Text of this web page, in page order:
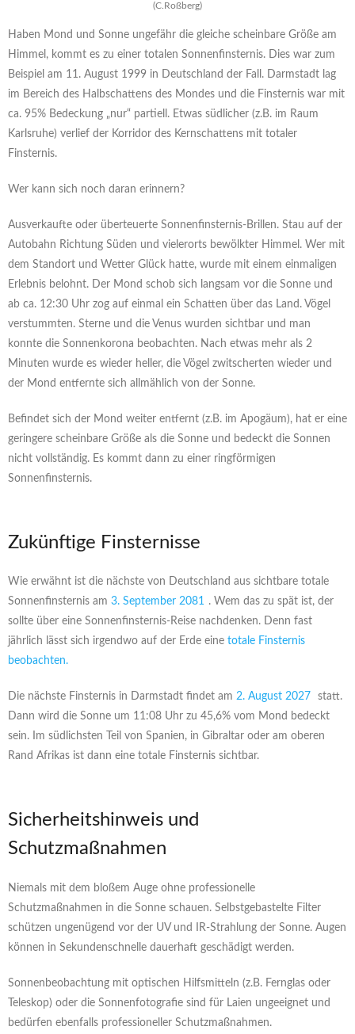
(C.Roßberg)
Haben Mond und Sonne ungefähr die gleiche scheinbare Größe am
Himmel, kommt es zu einer totalen Sonnenfinsternis. Dies war zum
Beispiel am 11. August 1999 in Deutschland der Fall. Darmstadt lag
im Bereich des Halbschattens des Mondes und die Finsternis war mit
ca. 95% Bedeckung „nur“ partiell. Etwas südlicher (z.B. im Raum
Karlsruhe) verlief der Korridor des Kernschattens mit totaler
Finsternis.
Wer kann sich noch daran erinnern?
Ausverkaufte oder überteuerte Sonnenfinsternis-Brillen. Stau auf der
Autobahn Richtung Süden und vielerorts bewölkter Himmel. Wer mit
dem Standort und Wetter Glück hatte, wurde mit einem einmaligen
Erlebnis belohnt. Der Mond schob sich langsam vor die Sonne und
ab ca. 12:30 Uhr zog auf einmal ein Schatten über das Land. Vögel
verstummten. Sterne und die Venus wurden sichtbar und man
konnte die Sonnenkorona beobachten. Nach etwas mehr als 2
Minuten wurde es wieder heller, die Vögel zwitscherten wieder und
der Mond entfernte sich allmählich von der Sonne.
Befindet sich der Mond weiter entfernt (z.B. im Apogäum), hat er eine
geringere scheinbare Größe als die Sonne und bedeckt die Sonnen
nicht vollständig. Es kommt dann zu einer ringförmigen
Sonnenfinsternis.
Zukünftige Finsternisse
Wie erwähnt ist die nächste von Deutschland aus sichtbare totale
Sonnenfinsternis am 3. September 2081 . Wem das zu spät ist, der
sollte über eine Sonnenfinsternis-Reise nachdenken. Denn fast
jährlich lässt sich irgendwo auf der Erde eine totale Finsternis
beobachten.
Die nächste Finsternis in Darmstadt findet am 2. August 2027
statt.
Dann wird die Sonne um 11:08 Uhr zu 45,6% vom Mond bedeckt
sein. Im südlichsten Teil von Spanien, in Gibraltar oder am oberen
Rand Afrikas ist dann eine totale Finsternis sichtbar.
Sicherheitshinweis und
Schutzmaßnahmen
Niemals mit dem bloßem Auge ohne professionelle
Schutzmaßnahmen in die Sonne schauen. Selbstgebastelte Filter
schützen ungenügend vor der UV und IR-Strahlung der Sonne. Augen
können in Sekundenschnelle dauerhaft geschädigt werden.
Sonnenbeobachtung mit optischen Hilfsmitteln (z.B. Fernglas oder
Teleskop) oder die Sonnenfotografie sind für Laien ungeeignet und
bedürfen ebenfalls professioneller Schutzmaßnahmen.